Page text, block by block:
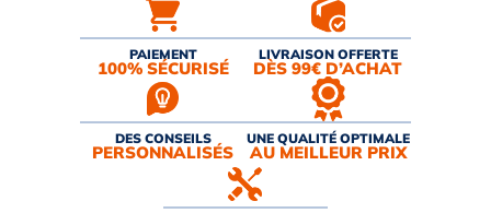
PAIEMENT
100% SÉCURISÉ
LIVRAISON OFFERTE
DÈS 99€ D’ACHAT
DES CONSEILS
PERSONNALISÉS
UNE QUALITÉ OPTIMALE
AU MEILLEUR PRIX